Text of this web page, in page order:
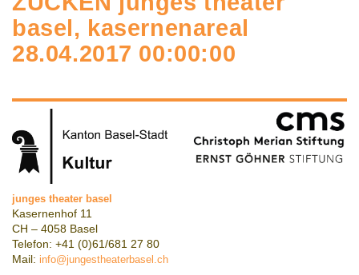
basel, kasernenareal
28.04.2017 00:00:00
junges theater basel
Kasernenhof 11
CH – 4058 Basel
Telefon: +41 (0)61/681 27 80
Mail: info@jungestheaterbasel.ch